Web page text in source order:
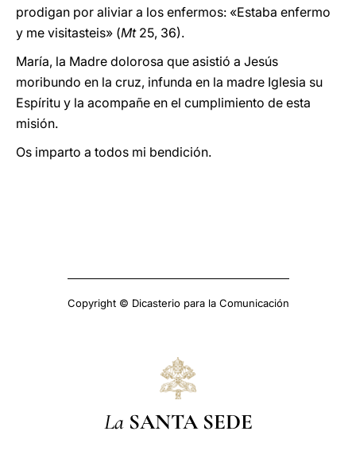
prodigan por aliviar a los enfermos: «Estaba enfermo
y me visitasteis» (Mt25, 36).
María, la Madre dolorosa que asistió a Jesús
moribundo en la cruz, infunda en la madre Iglesia su
Espíritu y la acompañe en el cumplimiento de esta
misión.
Os imparto a todos mi bendición.
Copyright © Dicasterio para la Comunicación
La SANTA SEDE